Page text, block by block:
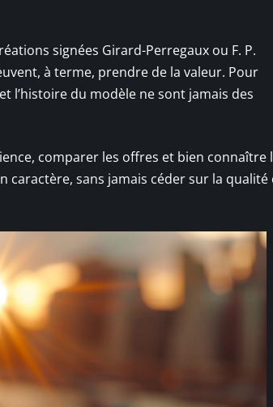
signées Girard-Perregaux ou F. P.
à terme, prendre de la valeur. Pour
l’histoire du modèle ne sont jamais des
comparer les offres et bien connaître
caractère, sans jamais céder sur la qualité